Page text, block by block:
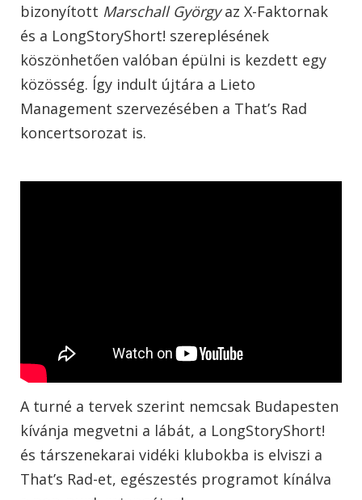
bizonyított Marschall Györgyaz X-Faktornak
és a LongStoryShort! szereplésének
köszönhetően valóban épülni is kezdett egy
közösség. Így indult újtára a Lieto
Management szervezésében a That’s Rad
koncertsorozat is.
A turné a tervek szerint nemcsak Budapesten
kívánja megvetni a lábát, a LongStoryShort!
és társzenekarai vidéki klubokba is elviszi a
That’s Rad-et, egészestés programot kínálva